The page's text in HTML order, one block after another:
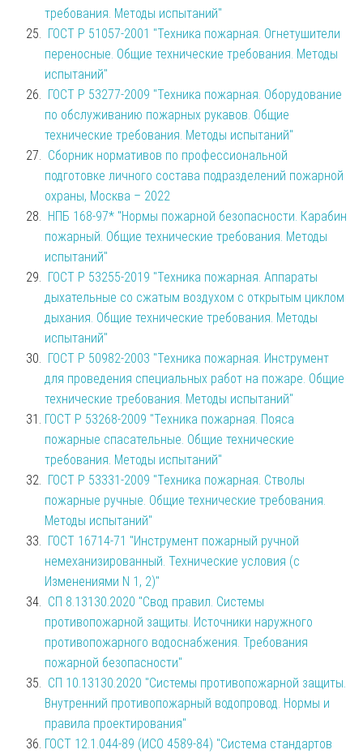
требования. Методы испытаний"
ГОСТ Р 51057-2001 "Техника пожарная. Огнетушители
переносные. Общие технические требования. Методы
испытаний"
ГОСТ Р 53277-2009 "Техника пожарная. Оборудование
по обслуживанию пожарных рукавов. Общие
технические требования. Методы испытаний"
Сборник нормативов по профессиональной
подготовке личного состава подразделений пожарной
охраны, Москва – 2022
НПБ 168-97* "Нормы пожарной безопасности. Карабин
пожарный. Общие технические требования. Методы
испытаний"
ГОСТ Р 53255-2019 "Техника пожарная. Аппараты
дыхательные со сжатым воздухом с открытым циклом
дыхания. Общие технические требования. Методы
испытаний"
ГОСТ Р 50982-2003 "Техника пожарная. Инструмент
для проведения специальных работ на пожаре. Общие
технические требования. Методы испытаний"
ГОСТ Р 53268-2009 "Техника пожарная. Пояса
пожарные спасательные. Общие технические
требования. Методы испытаний"
ГОСТ Р 53331-2009 "Техника пожарная. Стволы
пожарные ручные. Общие технические требования.
Методы испытаний"
ГОСТ 16714-71 "Инструмент пожарный ручной
немеханизированный. Технические условия (с
Изменениями N 1, 2)"
СП 8.13130.2020 "Свод правил. Системы
противопожарной защиты. Источники наружного
противопожарного водоснабжения. Требования
пожарной безопасности"
СП 10.13130.2020 "Системы противопожарной защиты.
Внутренний противопожарный водопровод. Нормы и
правила проектирования"
ГОСТ 12.1.044-89 (ИСО 4589-84) "Система стандартов